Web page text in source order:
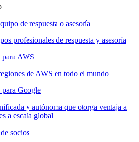
de respuesta o asesoría
profesionales de respuesta y asesoría
para AWS
de AWS en todo el mundo
para Google
y autónoma que otorga ventaja a
a escala global
socios